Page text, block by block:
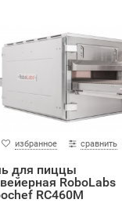
избранное сравнить
для пиццы
RoboLabs
RC460M